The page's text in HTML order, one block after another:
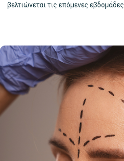
βελτιώνεται τις επόμενες εβδομάδες.